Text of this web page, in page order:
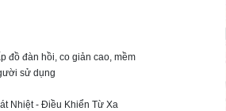
đồ đàn hồi, co giản cao, mềm
sử dụng
Nhiệt - Điều Khiển Từ Xa